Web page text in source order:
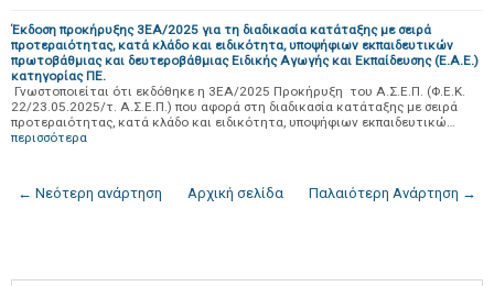
Έκδοση προκήρυξης 3ΕΑ/2025 για τη διαδικασία κατάταξης με σειρά
προτεραιότητας, κατά κλάδο και ειδικότητα, υποψήφιων εκπαιδευτικών
πρωτοβάθμιας και δευτεροβάθμιας Ειδικής Αγωγής και Εκπαίδευσης (Ε.Α.Ε.)
κατηγορίας ΠΕ.
Γνωστοποιείται ότι εκδόθηκε η 3ΕΑ/2025 Προκήρυξη του Α.Σ.Ε.Π. (Φ.Ε.Κ.
22/23.05.2025/τ. Α.Σ.Ε.Π.) που αφορά στη διαδικασία κατάταξης με σειρά
προτεραιότητας, κατά κλάδο και ειδικότητα, υποψήφιων εκπαιδευτικώ…
περισσότερα
← Νεότερη ανάρτηση Παλαιότερη Ανάρτηση →
Αρχική σελίδα